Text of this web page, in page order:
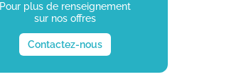
Pour plus de renseignement
sur nos offres
Contactez-nous